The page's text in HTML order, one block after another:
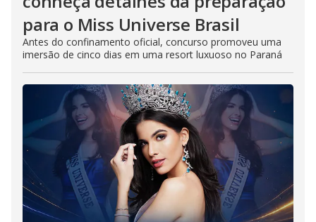
para o Miss Universe Brasil
Antes do confinamento oficial, concurso promoveu uma
imersão de cinco dias em uma resort luxuoso no Paraná